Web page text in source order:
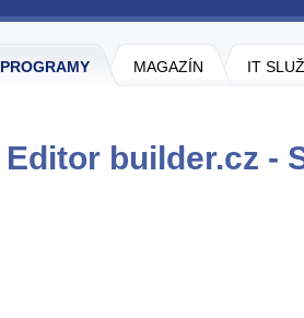
PROGRAMY MAGAZÍN IT
Editor builder.cz -